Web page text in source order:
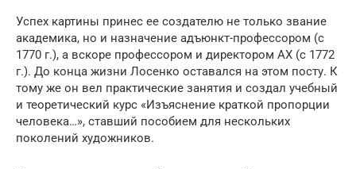
Успех картины принес ее создателю не только звание
академика, но и назначение адъюнкт-профессором (с
1770 г.), а вскоре профессором и директором АХ (с 1772
г.). До конца жизни Лосенко оставался на этом посту. К
тому же он вел практические занятия и создал учебный
и теоретический курс «Изъяснение краткой пропорции
человека…», ставший пособием для нескольких
поколений художников.